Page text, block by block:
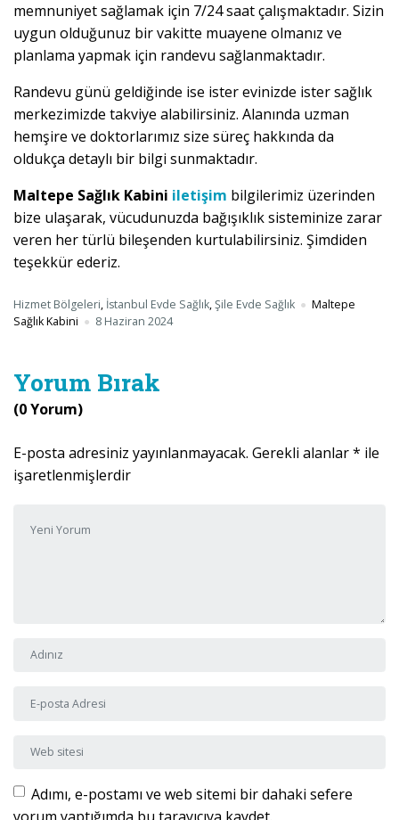
memnuniyet sağlamak için 7/24 saat çalışmaktadır. Sizin
uygun olduğunuz bir vakitte muayene olmanız ve
planlama yapmak için randevu sağlanmaktadır.
Randevu günü geldiğinde ise ister evinizde ister sağlık
merkezimizde takviye alabilirsiniz. Alanında uzman
hemşire ve doktorlarımız size süreç hakkında da
oldukça detaylı bir bilgi sunmaktadır.
Maltepe Sağlık Kabini iletişim bilgilerimiz üzerinden
bize ulaşarak, vücudunuzda bağışıklık sisteminize zarar
veren her türlü bileşenden kurtulabilirsiniz. Şimdiden
teşekkür ederiz.
Hizmet Bölgeleri, İstanbul Evde Sağlık,Şile Evde Sağlık
Maltepe
Sağlık Kabini
8 Haziran 2024
Yorum Bırak
(0 Yorum)
E-posta adresiniz yayınlanmayacak. Gerekli alanlar* ile
işaretlenmişlerdir
Adı ve Soyadı
E-posta Adresi
Web sitesi
Adımı, e-postamı ve web sitemi bir dahaki sefere